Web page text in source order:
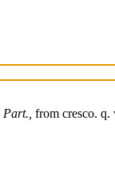
Part., from cresco. q.